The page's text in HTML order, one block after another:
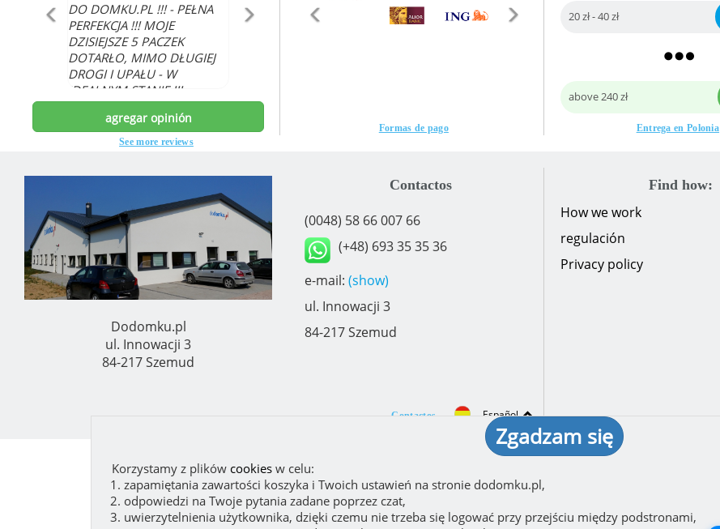
DO DOMKU.PL !!! - PEŁNA
PERFEKCJA !!! MOJE
DZISIEJSZE 5 PACZEK
DOTARŁO, MIMO DŁUGIEJ
DROGI I UPAŁU - W
IDEALNYM STANIE !!!
WSZYSTKO ŚWIEŻE I
NAJLEPSZEJ JAKOŚCI.
DZIĘKUJĘ, ŻE JESTEŚCIE I
dostawy
agregar opinión
See more reviews
Formas de pago
20 zł - 40 zł
above 240 zł
Entrega en Polonia
Dodomku.pl
ul. Innowacji 3
84-217 Szemud
Contactos
(0048) 58 66 007 66
(+48) 693 35 35 36
e-mail: (show)
ul. Innowacji 3
84-217 Szemud
Contactos Español
Find how:
How we work
regulación
Privacy policy
Zgadzam się
Korzystamy z plików cookies w celu:
zapamiętania zawartości koszyka i Twoich ustawień na stronie dodomku.pl,
odpowiedzi na Twoje pytania zadane poprzez czat,
uwierzytelnienia użytkownika, dzięki czemu nie trzeba się logować przy przejściu między podstronami,